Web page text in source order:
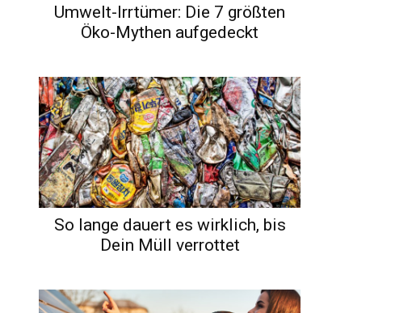
Umwelt-Irrtümer: Die 7 größten
Öko-Mythen aufgedeckt
So lange dauert es wirklich, bis
Dein Müll verrottet